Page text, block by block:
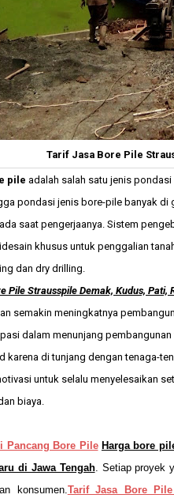
Tarif Jasa Bore Pile
pile adalah salah satu jenis
pondasi jenis bore-pile banyak
saat pengerjaanya. Sistem
khusus untuk penggalian
dan dry drilling.
Pile Strausspile Demak, Kudus, Pati,
semakin meningkatnya
dalam menunjang
karena di tunjang dengan tenaga-
untuk selalu menyelesaikan
biaya.
Pancang Bore Pile Harga bore
di Jawa Tengah. Setiap proyek
konsumen.Tarif Jasa Bore